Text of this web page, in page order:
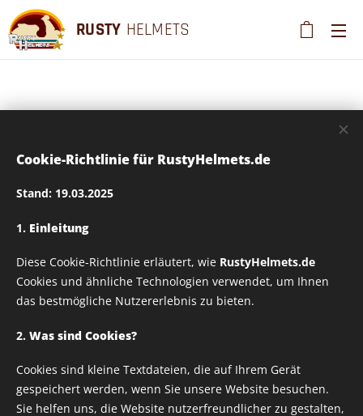
RUSTY HELMETS
auf Wunsch
veränderbar - Design
Rusty Helmets -
ASIA_06
Cookie-Richtlinie für RustyHelmets.de
Stand: 19.03.2025
1. Einleitung
Diese Cookie-Richtlinie erläutert, wie RustyHelmets.de
Cookies und ähnliche Technologien verwendet, um Ihnen
das bestmögliche Nutzererlebnis zu bieten.
2. Was sind Cookies?
Cookies sind kleine Textdateien, die auf Ihrem Gerät
gespeichert werden, wenn Sie unsere Website besuchen.
Sie helfen uns, die Website nutzerfreundlicher zu gestalten,